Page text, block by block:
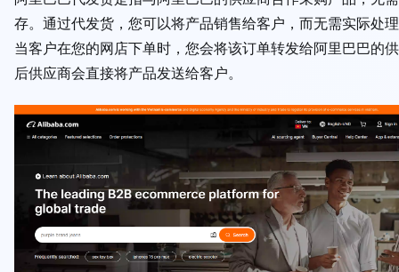
存。通过代发货，您可以将产品销售给客户，而无需实际处
当客户在您的网店下单时，您会将该订单转发给阿里巴巴的
后供应商会直接将产品发送给客户。